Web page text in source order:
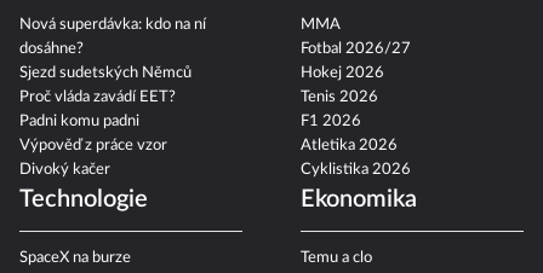
Nová superdávka: kdo na ní
dosáhne?
Sjezd sudetských Němců
Proč vláda zavádí EET?
Padni komu padni
Výpověď z práce vzor
Divoký kačer
MMA
Fotbal 2026/27
Hokej 2026
Tenis 2026
F1 2026
Atletika 2026
Cyklistika 2026
Technologie
SpaceX na burze
Ekonomika
Temu a clo